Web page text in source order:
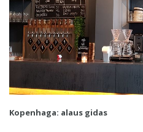
Kopenhaga: alaus gidas